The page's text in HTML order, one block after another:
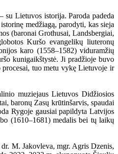
Lietuvos istorija. Paroda padeda
medžiagą, parodyti, kas sieja
(baronai Grothusai, Landsbergiai,
Kuršo evangelikų liuteronų
karo (1558–1582) viduramžių
kunigaikštystė. Ji pradžioje buvo
tuo metu vykę Lietuvoje ir
muziejaus Lietuvos Didžiosios
baronų Zasų krūtinšarvis, spaudai
Rygoje gausiai papildyta Latvijos
(1610–1681) medalis bei tų laikų
M. Jakovleva, mgr. Agris Dzenis,